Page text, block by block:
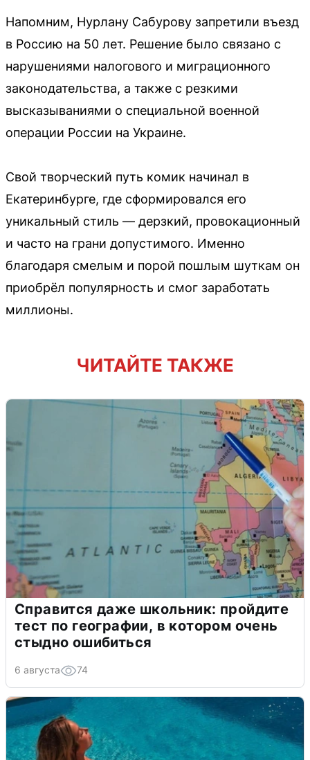
Напомним, Нурлану Сабурову запретили въезд
в Россию на 50 лет. Решение было связано с
нарушениями налогового и миграционного
законодательства, а также с резкими
высказываниями о специальной военной
операции России на Украине.
Свой творческий путь комик начинал в
Екатеринбурге, где сформировался его
уникальный стиль — дерзкий, провокационный
и часто на грани допустимого. Именно
благодаря смелым и порой пошлым шуткам он
приобрёл популярность и смог заработать
миллионы.
ЧИТАЙТЕ ТАКЖЕ
Справится даже школьник: пройдите
тест по географии, в котором очень
стыдно ошибиться
6 августа 74